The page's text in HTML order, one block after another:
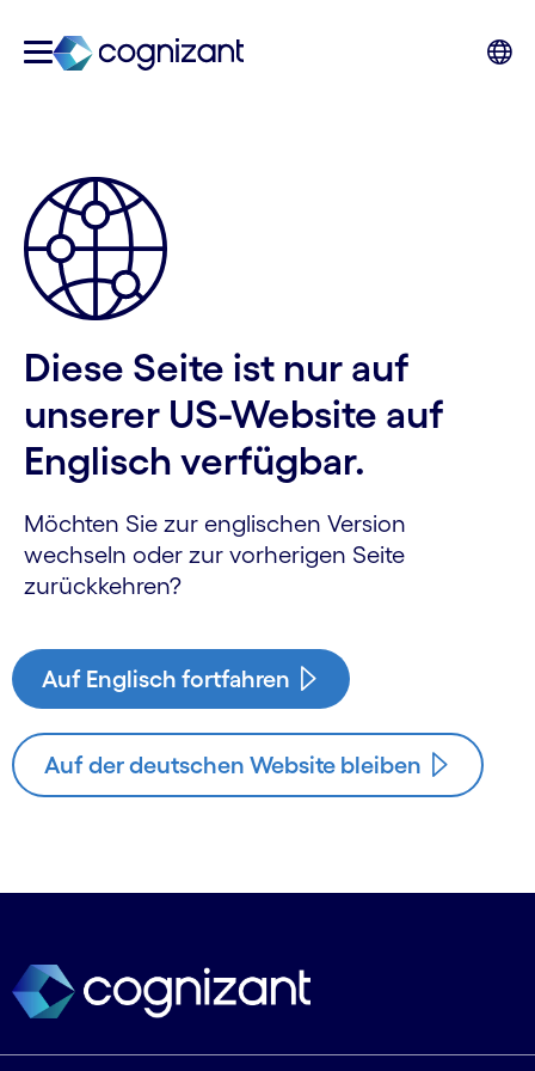
Diese Seite ist nur auf
unserer US-Website auf
Englisch verfügbar.
Möchten Sie zur englischen Version
wechseln oder zur vorherigen Seite
zurückkehren?
Auf Englisch fortfahren
Auf der deutschen Website bleiben